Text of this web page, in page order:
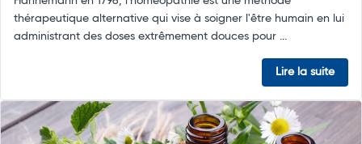
thérapeutique alternative qui vise à soigner l'être humain en lui
administrant des doses extrêmement douces pour ...
Lire la suite